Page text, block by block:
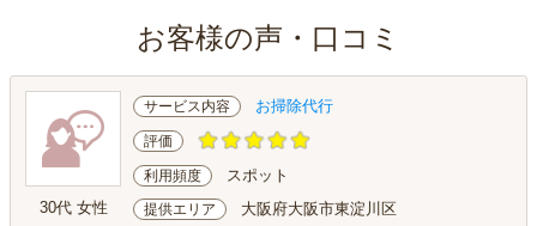
お客様の声・口コミ
30代 女性
サービス内容 お掃除代行
評価
利用頻度 スポット
提供エリア 大阪府大阪市東淀川区